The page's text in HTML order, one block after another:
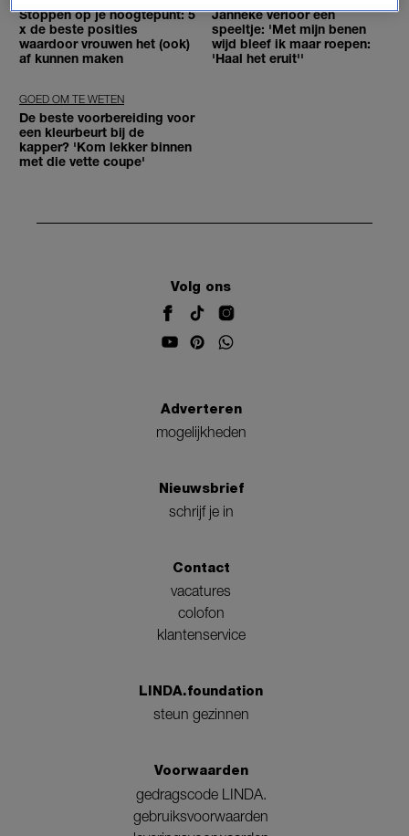
Stoppen op je hoogtepunt: 5
x de beste posities
waardoor vrouwen het (ook)
af kunnen maken
Janneke verloor een
speeltje: 'Met mijn benen
wijd bleef ik maar roepen:
'Haal het eruit''
GOED OM TE WETEN
De beste voorbereiding voor
een kleurbeurt bij de
kapper? 'Kom lekker binnen
met die vette coupe'
Volg ons
Adverteren
mogelijkheden
Nieuwsbrief
schrijf je in
Contact
vacatures
colofon
klantenservice
LINDA.foundation
steun gezinnen
Voorwaarden
gedragscode LINDA.
gebruiksvoorwaarden